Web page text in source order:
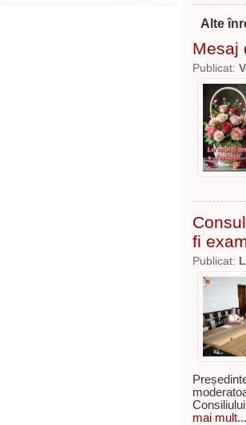
Alte
Mesaj
Publicat:
fi
Publicat:
mai mult...